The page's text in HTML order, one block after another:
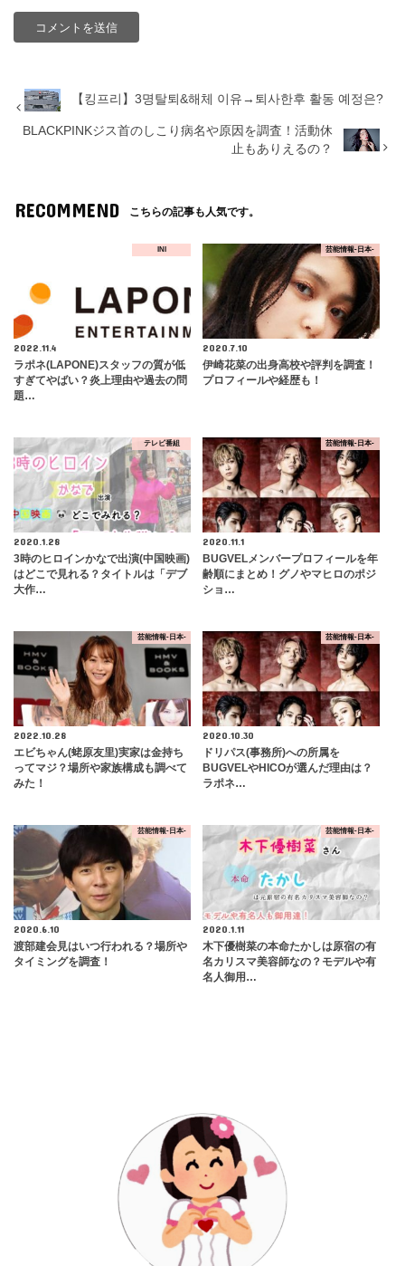
【킹프리】3명탈퇴&해체 이유→퇴사한후 활동 예정은?
BLACKPINKジス首のしこり病名や原因を調査！活動休
止もありえるの？
RECOMMEND こちらの記事も人気です。
INI
2022.11.4
ラポネ(LAPONE)スタッフの質が低
すぎてやばい？炎上理由や過去の問
題…
芸能情報-日本-
2020.7.10
伊崎花菜の出身高校や評判を調査！
プロフィールや経歴も！
テレビ番組
2020.1.28
3時のヒロインかなで出演(中国映画)
はどこで見れる？タイトルは「デブ
大作…
芸能情報-日本-
2020.11.1
BUGVELメンバープロフィールを年
齢順にまとめ！グノやマヒロのポジ
ショ…
芸能情報-日本-
2022.10.28
エビちゃん(蛯原友里)実家は金持ち
ってマジ？場所や家族構成も調べて
みた！
芸能情報-日本-
2020.10.30
ドリパス(事務所)への所属を
BUGVELやHICOが選んだ理由は？
ラポネ…
芸能情報-日本-
2020.6.10
渡部建会見はいつ行われる？場所や
タイミングを調査！
芸能情報-日本-
2020.1.11
木下優樹菜の本命たかしは原宿の有
名カリスマ美容師なの？モデルや有
名人御用…